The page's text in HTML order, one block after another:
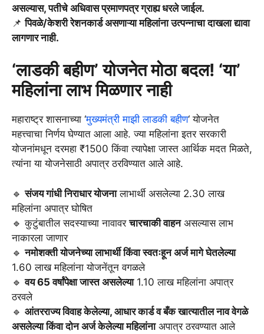
असल्यास, पतीचे अधिवास प्रमाणपत्र ग्राह्य धरले जाईल.
📌पिवळे/केशरी रेशनकार्ड असणाऱ्या महिलांना उत्पन्नाचा दाखला द्यावा
लागणार नाही.
‘लाडकी बहीण’ योजनेत मोठा बदल! ‘या’
महिलांना लाभ मिळणार नाही
महाराष्ट्र शासनाच्या ‘मुख्यमंत्री माझी लाडकी बहीण‘ योजनेत
महत्त्वाचा निर्णय घेण्यात आला आहे. ज्या महिलांना इतर सरकारी
योजनांमधून दरमहा ₹1500 किंवा त्यापेक्षा जास्त आर्थिक मदत मिळते,
त्यांना या योजनेसाठी अपात्र ठरविण्यात आले आहे.
🔹संजय गांधी निराधार योजनालाभार्थी असलेल्या 2.30 लाख
महिलांना अपात्र घोषित
🔹 कुटुंबातील सदस्याच्या नावावरचारचाकी वाहनअसल्यास लाभ
नाकारला जाणार
🔹नमोशक्ती योजनेच्या लाभार्थी किंवा स्वतःहून अर्ज मागे घेतलेल्या
1.60 लाख महिलांना योजनेंतून वगळले
🔹वय 65 वर्षांपेक्षा जास्त असलेल्या1.10 लाख महिलांना अपात्र
ठरवले
🔹 आंतरराज्य विवाह केलेल्या, आधार कार्ड व बँक खात्यातील नाव वेगळे
असलेल्या किंवा दोन अर्ज केलेल्या महिलांनाअपात्र ठरवण्यात आले